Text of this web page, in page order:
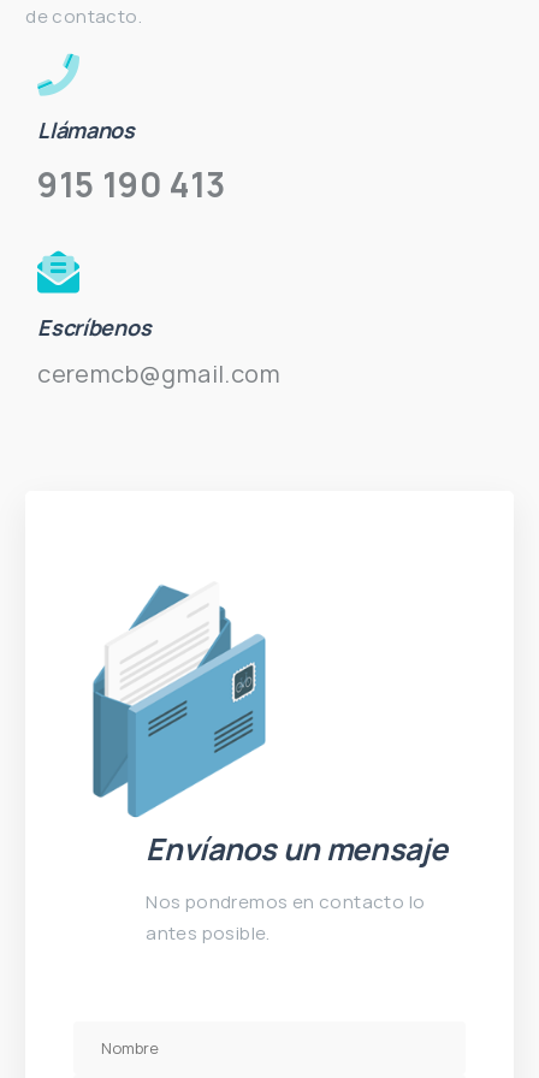
de contacto.
Llámanos
915 190 413
Escríbenos
ceremcb@gmail.com
Envíanos un mensaje
Nos pondremos en contacto lo
antes posible.